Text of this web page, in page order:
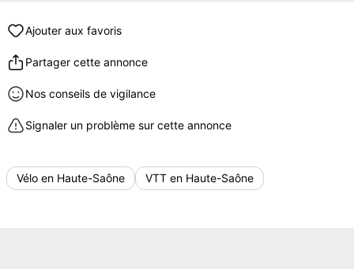
Ajouter aux favoris
Partager cette annonce
Nos conseils de vigilance
Signaler un problème sur cette annonce
Vélo en Haute-Saône VTT en Haute-Saône